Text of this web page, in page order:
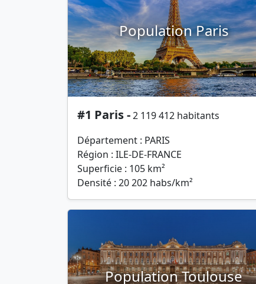
Population Paris
#1 Paris -2 119 412 habitants
Département : PARIS
Région : ILE-DE-FRANCE
Superficie : 105 km²
Densité : 20 202 habs/km²
Population Toulouse